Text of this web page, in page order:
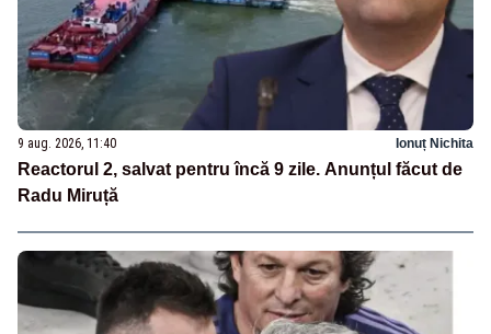
9 aug. 2026, 11:40 Ionuț Nichita
Reactorul 2, salvat pentru încă 9 zile. Anunțul făcut de
Radu Miruță